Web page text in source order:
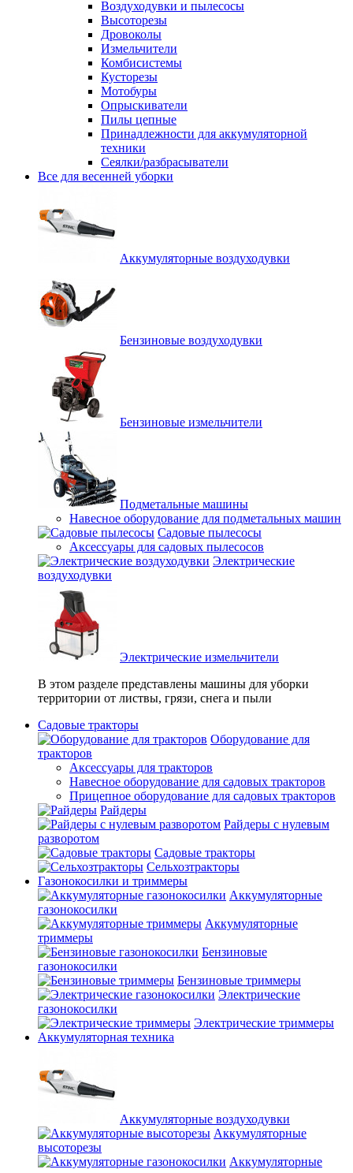
Воздуходувки и пылесосы
Высоторезы
Дровоколы
Измельчители
Комбисистемы
Кусторезы
Мотобуры
Опрыскиватели
Пилы цепные
Принадлежности для аккумуляторной
техники
Сеялки/разбрасыватели
Все для весенней уборки
Аккумуляторные воздуходувки
Бензиновые воздуходувки
Бензиновые измельчители
Подметальные машины
Навесное оборудование для подметальных машин
Садовые пылесосы
Аксессуары для садовых пылесосов
Электрические
воздуходувки
Электрические измельчители
В этом разделе представлены машины для уборки
территории от листвы, грязи, снега и пыли
Садовые тракторы
Оборудование для
тракторов
Аксессуары для тракторов
Навесное оборудование для садовых тракторов
Прицепное оборудование для садовых тракторов
Райдеры
Райдеры с нулевым
разворотом
Садовые тракторы
Сельхозтракторы
Газонокосилки и триммеры
Аккумуляторные
газонокосилки
Аккумуляторные
триммеры
Бензиновые
газонокосилки
Бензиновые триммеры
Электрические
газонокосилки
Электрические триммеры
Аккумуляторная техника
Аккумуляторные воздуходувки
Аккумуляторные
высоторезы
Аккумуляторные